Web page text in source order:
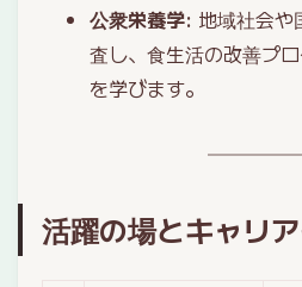
公衆栄養学: 地域社会や
査し、食生活の改善プ
を学びます。
活躍の場とキャリ